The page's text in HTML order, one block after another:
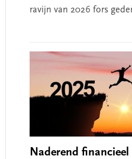
ravijn van 2026 fors
Naderend financieel